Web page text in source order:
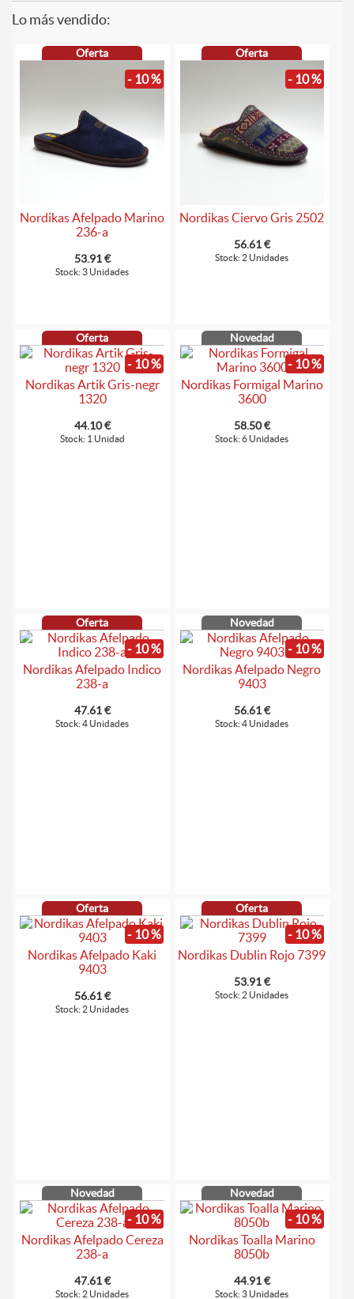
Lo más vendido:
Oferta
- 10 %
Nordikas Afelpado Marino
236-a
53.91 €
Stock: 3 Unidades
Oferta
- 10 %
Nordikas Ciervo Gris 2502
56.61 €
Stock: 2 Unidades
Oferta
- 10 %
Nordikas Artik Gris-negr
1320
44.10 €
Stock: 1 Unidad
Novedad
- 10 %
Nordikas Formigal Marino
3600
58.50 €
Stock: 6 Unidades
Oferta
- 10 %
Nordikas Afelpado Indico
238-a
47.61 €
Stock: 4 Unidades
Novedad
- 10 %
Nordikas Afelpado Negro
9403
56.61 €
Stock: 4 Unidades
Oferta
- 10 %
Nordikas Afelpado Kaki
9403
56.61 €
Stock: 2 Unidades
Oferta
- 10 %
Nordikas Dublin Rojo 7399
53.91 €
Stock: 2 Unidades
Novedad
- 10 %
Nordikas Afelpado Cereza
238-a
47.61 €
Stock: 2 Unidades
Novedad
- 10 %
Nordikas Toalla Marino
8050b
44.91 €
Stock: 3 Unidades